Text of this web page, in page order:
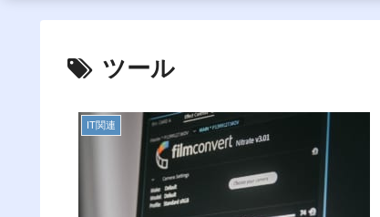
ツール
IT関連